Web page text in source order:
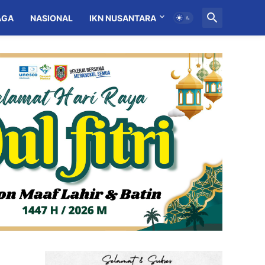
NASIONAL IKN NUSANTARA MITRA